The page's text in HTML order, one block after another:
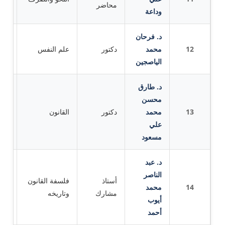
وداعة
محاضر
12
د. فرحان
محمد
الياصجين
دكتور علم النفس
13
د. طارق
محسن
محمد
علي
مسعود
دكتور القانون
14
د. عبد
الناصر
محمد
أيوب
أحمد
أستاذ
مشارك
فلسفة القانون
وتاريخه